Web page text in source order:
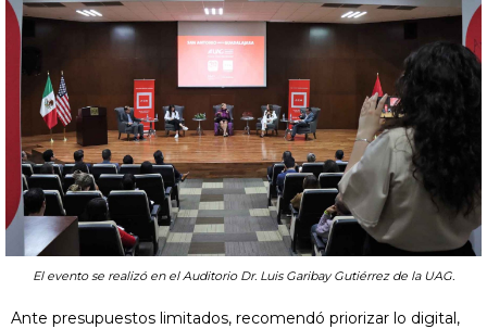
El evento se realizó en el Auditorio Dr. Luis Garibay Gutiérrez de la UAG.
Ante presupuestos limitados, recomendó priorizar lo digital,